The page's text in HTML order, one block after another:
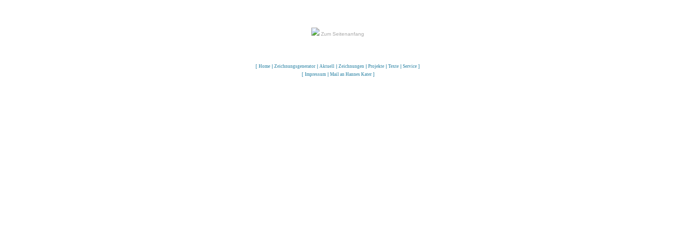
Zum Seitenanfang
[ Home| Zeichnungsgenerator| Aktuell| Zeichnungen| Projekte| Texte| Service]
[ Impressum Mail an Hannes Kater ]